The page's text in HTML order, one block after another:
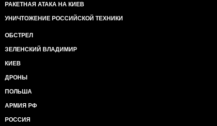
РАКЕТНАЯ АТАКА НА КИЕВ
УНИЧТОЖЕНИЕ РОССИЙСКОЙ ТЕХНИКИ
ОБСТРЕЛ
ЗЕЛЕНСКИЙ ВЛАДИМИР
КИЕВ
ДРОНЫ
ПОЛЬША
АРМИЯ РФ
РОССИЯ